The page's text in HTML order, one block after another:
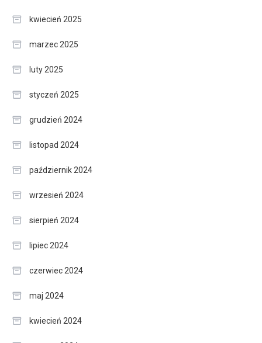
kwiecień 2025
marzec 2025
luty 2025
styczeń 2025
grudzień 2024
listopad 2024
październik 2024
wrzesień 2024
sierpień 2024
lipiec 2024
czerwiec 2024
maj 2024
kwiecień 2024